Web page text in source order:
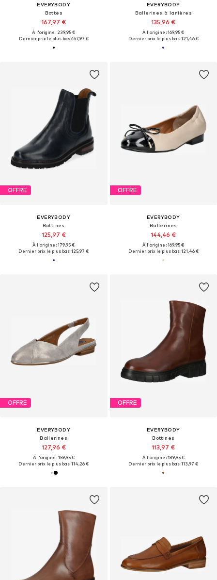
EVERYBODY
Bottes
167,97 €
À l'origine : 239,95 €
Dernier prix le plus bas :167,97 €
EVERYBODY
Ballerines à lanières
135,96 €
À l'origine : 169,95 €
Dernier prix le plus bas :121,46 €
OFFRE
EVERYBODY
Bottines
125,97 €
À l'origine : 179,95 €
Dernier prix le plus bas :125,97 €
OFFRE
EVERYBODY
Ballerines
144,46 €
À l'origine : 169,95 €
Dernier prix le plus bas :121,46 €
OFFRE
EVERYBODY
Ballerines
127,96 €
À l'origine : 159,95 €
Dernier prix le plus bas :114,26 €
OFFRE
EVERYBODY
Bottines
113,97 €
À l'origine : 189,95 €
Dernier prix le plus bas :113,97 €